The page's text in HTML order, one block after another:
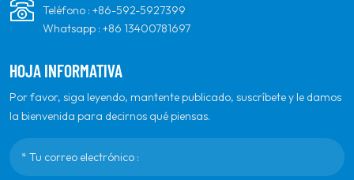
Teléfono : +86-592-5927399
Whatsapp : +86 13400781697
HOJA INFORMATIVA
Por favor, siga leyendo, mantente publicado, suscríbete y le damos
la bienvenida para decirnos qué piensas.